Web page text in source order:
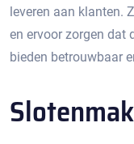
leveren aan klanten.​
en ervoor zorgen dat
bieden betrouwbaar